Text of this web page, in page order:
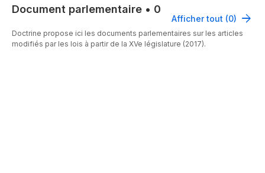
Document parlementaire • 0
Afficher tout (0)
Doctrine propose ici les documents parlementaires sur les articles
modifiés par les lois à partir de la XVe législature (2017).